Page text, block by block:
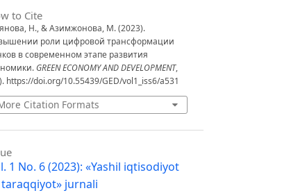
to Cite
Н., & Азимжонова, М. (2023).
роли цифровой трансформации
в современном этапе развития
GREEN ECONOMY AND DEVELOPMENT,
https://doi.org/10.55439/GED/vol1_iss6/a531
Citation Formats
1 No. 6 (2023): «Yashil iqtisodiyot
taraqqiyot» jurnali